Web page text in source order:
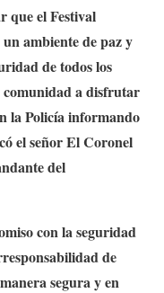
que el Festival
ambiente de paz y
de todos los
comunidad a disfrutar
la Policía informando
el señor El Coronel
del
con la seguridad
de
segura y en